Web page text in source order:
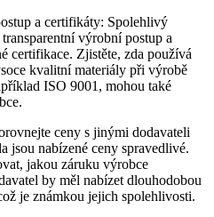
a certifikáty: Spolehlivý
výrobní postup a
certifikace. Zjistěte, zda používá
kvalitní materiály při výrobě
ISO 9001, mohou také
ceny s jinými dodavateli
jsou nabízené ceny spravedlivé.
jakou záruku výrobce
by měl nabízet dlouhodobou
je známkou jejich spolehlivosti.